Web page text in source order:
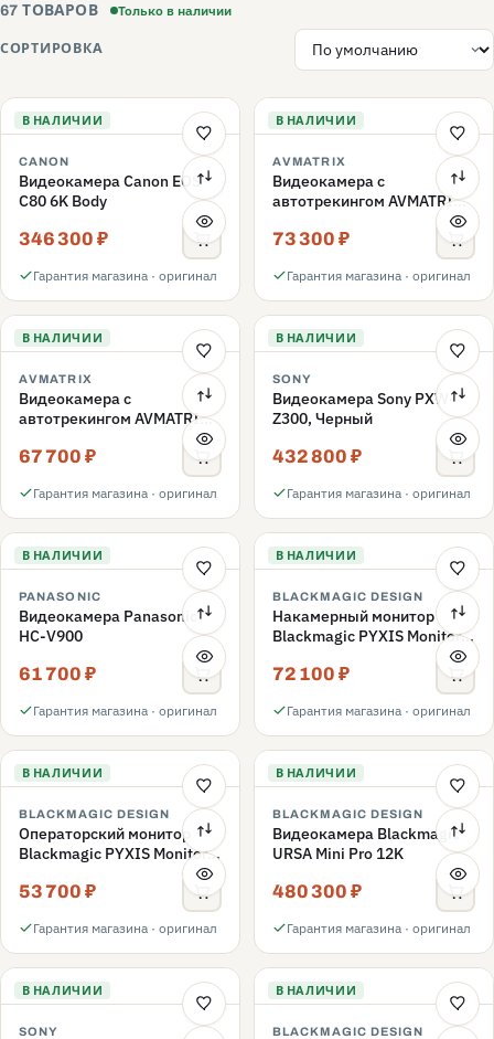
67 ТОВАРОВ Только в наличии
СОРТИРОВКА
В НАЛИЧИИ
CANON
Видеокамера Canon EOS
C80 6K Body
346 300 ₽
Гарантия магазина · оригинал
В НАЛИЧИИ
AVMATRIX
Видеокамера с
автотрекингом AVMATRIX
SDI/HDMI/USB/LAN
73 300 ₽
Гарантия магазина · оригинал
В НАЛИЧИИ
AVMATRIX
Видеокамера с
автотрекингом AVMATRIX
SDI/HDMI/USB/LAN
67 700 ₽
Гарантия магазина · оригинал
В НАЛИЧИИ
SONY
Видеокамера Sony PXW-
Z300, Черный
432 800 ₽
Гарантия магазина · оригинал
В НАЛИЧИИ
PANASONIC
Видеокамера Panasonic
HC-V900
61 700 ₽
Гарантия магазина · оригинал
В НАЛИЧИИ
BLACKMAGIC DESIGN
Накамерный монитор
Blackmagic PYXIS Monitor
72 100 ₽
Гарантия магазина · оригинал
В НАЛИЧИИ
BLACKMAGIC DESIGN
Операторский монитор
Blackmagic PYXIS Monitor
53 700 ₽
Гарантия магазина · оригинал
В НАЛИЧИИ
BLACKMAGIC DESIGN
Видеокамера Blackmagic
URSA Mini Pro 12K
480 300 ₽
Гарантия магазина · оригинал
В НАЛИЧИИ
SONY
В НАЛИЧИИ
BLACKMAGIC DESIGN